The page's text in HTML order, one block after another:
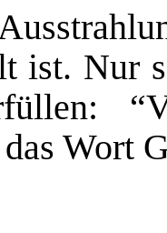
ist. Nur
Wort